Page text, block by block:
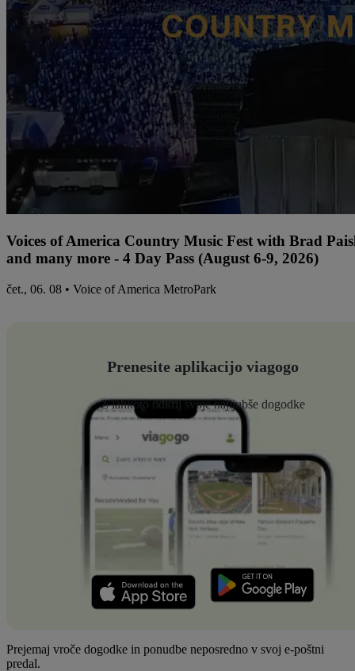
Voices of America Country Music Fest with Brad
and many more - 4 Day Pass (August 6-9, 2026)
čet., 06. 08 • Voice of America MetroPark
Prenesite aplikacijo viagogo
Z lahkoto odkrij svoje najljubše dogodke
Prejemaj vroče dogodke in ponudbe neposredno v svoj e-poštni
predal.